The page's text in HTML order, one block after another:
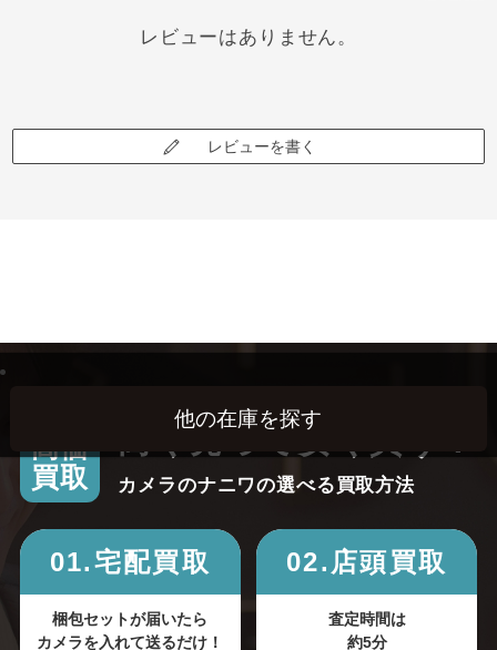
レビューはありません。
レビューを書く
高価
買取
高く売って安く買う！
カメラのナニワの選べる買取方法
01.宅配買取
梱包セットが届いたら
カメラを入れて送るだけ！
02.店頭買取
査定時間は
約5分